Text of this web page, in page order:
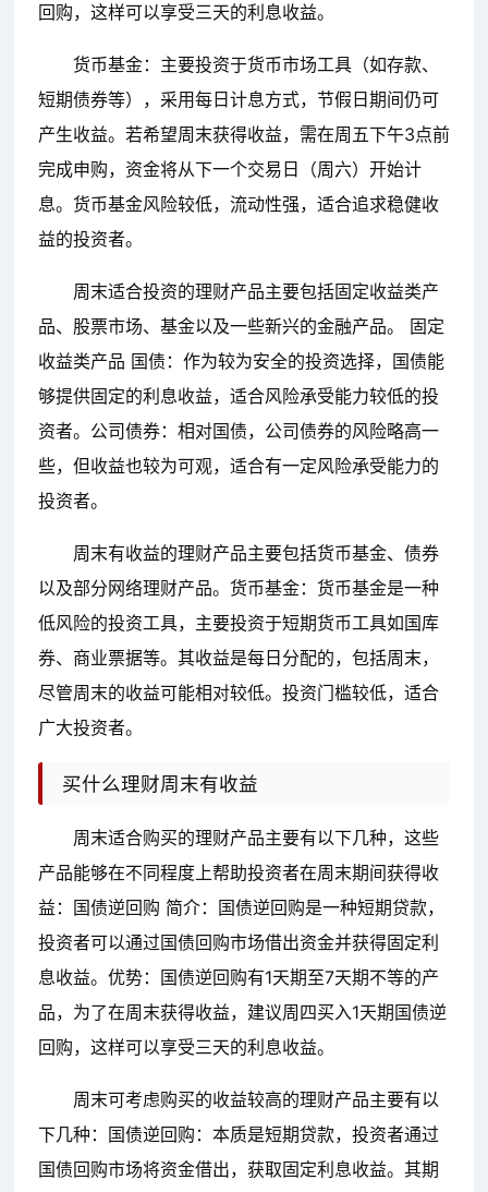
回购，这样可以享受三天的利息收益。
货币基金：主要投资于货币市场工具（如存款、
短期债券等），采用每日计息方式，节假日期间仍可
产生收益。若希望周末获得收益，需在周五下午3点前
完成申购，资金将从下一个交易日（周六）开始计
息。货币基金风险较低，流动性强，适合追求稳健收
益的投资者。
周末适合投资的理财产品主要包括固定收益类产
品、股票市场、基金以及一些新兴的金融产品。 固定
收益类产品 国债：作为较为安全的投资选择，国债能
够提供固定的利息收益，适合风险承受能力较低的投
资者。公司债券：相对国债，公司债券的风险略高一
些，但收益也较为可观，适合有一定风险承受能力的
投资者。
周末有收益的理财产品主要包括货币基金、债券
以及部分网络理财产品。货币基金：货币基金是一种
低风险的投资工具，主要投资于短期货币工具如国库
券、商业票据等。其收益是每日分配的，包括周末，
尽管周末的收益可能相对较低。投资门槛较低，适合
广大投资者。
买什么理财周末有收益
周末适合购买的理财产品主要有以下几种，这些
产品能够在不同程度上帮助投资者在周末期间获得收
益：国债逆回购 简介：国债逆回购是一种短期贷款，
投资者可以通过国债回购市场借出资金并获得固定利
息收益。优势：国债逆回购有1天期至7天期不等的产
品，为了在周末获得收益，建议周四买入1天期国债逆
回购，这样可以享受三天的利息收益。
周末可考虑购买的收益较高的理财产品主要有以
下几种：国债逆回购：本质是短期贷款，投资者通过
国债回购市场将资金借出，获取固定利息收益。其期